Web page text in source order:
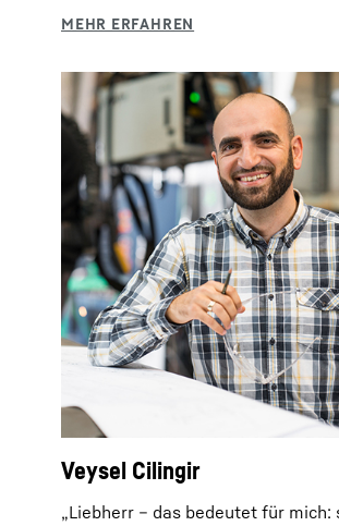
Veysel Cilingir
„Liebherr – das bedeutet für mich: